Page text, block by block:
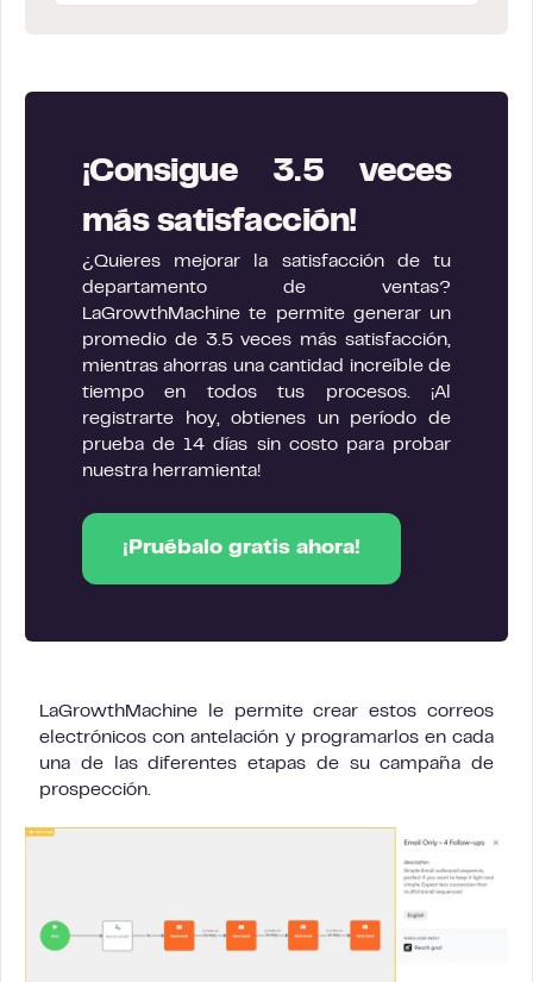
¡Consigue 3.5 veces
más satisfacción!
¿Quieres mejorar la satisfacción de tu
departamento de ventas?
LaGrowthMachine te permite generar un
promedio de 3.5 veces más satisfacción,
mientras ahorras una cantidad increíble de
tiempo en todos tus procesos. ¡Al
registrarte hoy, obtienes un período de
prueba de 14 días sin costo para probar
nuestra herramienta!
¡Pruébalo gratis ahora!
LaGrowthMachine le permite crear estos correos
electrónicos con antelación y programarlos en cada
una de las diferentes etapas de su campaña de
prospección.